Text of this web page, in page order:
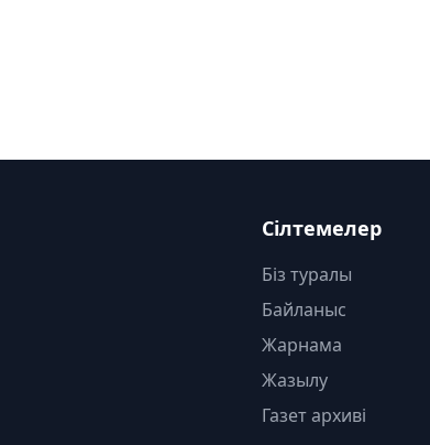
Сілтемелер
Біз туралы
Байланыс
Жарнама
Жазылу
Газет архиві